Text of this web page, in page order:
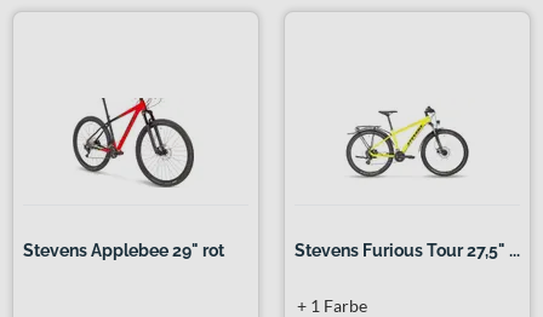
Stevens Applebee 29" rot Stevens Furious Tour 27,5" ...
+ 1 Farbe